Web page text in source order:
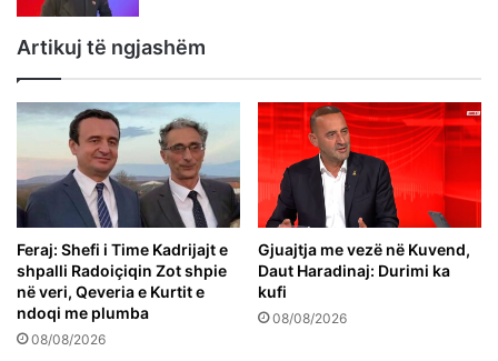
Artikuj të ngjashëm
Feraj: Shefi i Time Kadrijajt e
shpalli Radoiçiqin Zot shpie
në veri, Qeveria e Kurtit e
ndoqi me plumba
08/08/2026
Gjuajtja me vezë në Kuvend,
Daut Haradinaj: Durimi ka
kufi
08/08/2026